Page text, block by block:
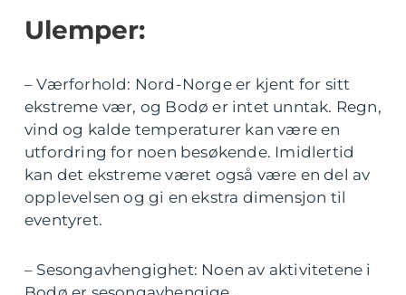
Ulemper:
– Værforhold: Nord-Norge er kjent for sitt
ekstreme vær, og Bodø er intet unntak. Regn,
vind og kalde temperaturer kan være en
utfordring for noen besøkende. Imidlertid
kan det ekstreme været også være en del av
opplevelsen og gi en ekstra dimensjon til
eventyret.
– Sesongavhengighet: Noen av aktivitetene i